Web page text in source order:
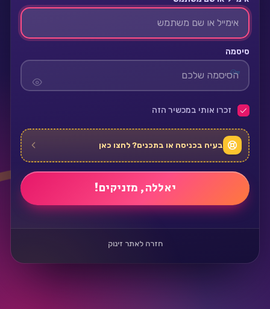
סיסמה
זכרו אותי במכשיר הזה
בעיה בכניסה או בתכנים? לחצו כאן
חזרה לאתר זינוק